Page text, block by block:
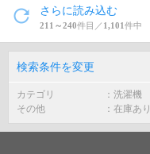
さらに読み込む
211～240件目／ 1,101件中
検索条件を変更
カテゴリ
洗濯機
その他
在庫あり